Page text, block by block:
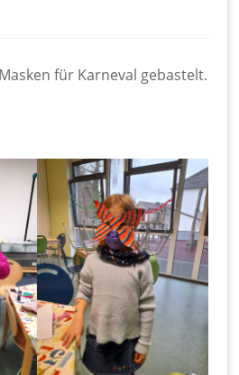
für Karneval gebastelt.